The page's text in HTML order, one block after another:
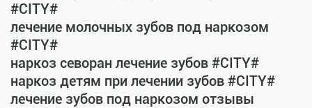
#CITY#
лечение молочных зубов под наркозом
#CITY#
наркоз севоран лечение зубов #CITY#
наркоз детям при лечении зубов #CITY#
лечение зубов под наркозом отзывы